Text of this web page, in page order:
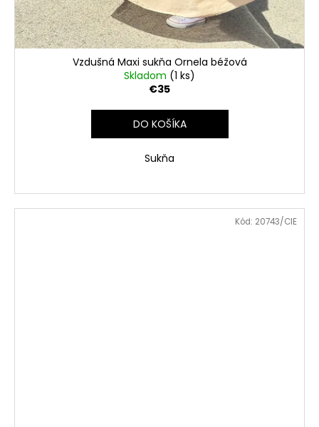
Vzdušná Maxi sukňa Ornela béžová
Skladom (1 ks)
€35
DO KOŠÍKA
Sukňa
Kód: 20743/CIE